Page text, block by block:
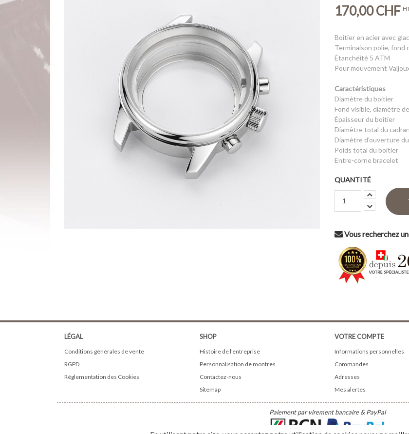
170,00 CHF
Boîtier en acier avec
Terminaison polie, fond
Étanchéité 5 ATM
Pour mouvement
Caractéristiques
Diamètre du boitier
Fond visible, diamètre
Épaisseur du boitier
Diamètre total du cadran
Diamètre d'ouverture
Poids total du boitier
Entre-corne bracelet
QUANTITÉ
Vous recherchez
LÉGAL
Conditions générales de vente
RGPD
Réglementation des Cookies
SHOP
Histoire de l'entreprise
Personnalisation de montres
Contactez-nous
Sitemap
VOTRE COMPTE
Informations personnelles
Commandes
Adresses
Mes alertes
Paiement par virement bancaire & PayPal